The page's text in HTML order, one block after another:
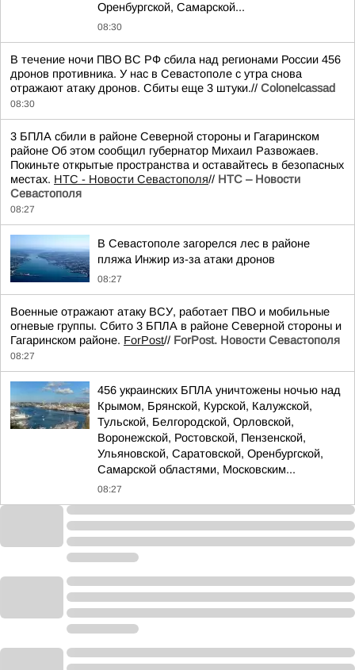
Оренбургской, Самарской...
08:30
В течение ночи ПВО ВС РФ сбила над регионами России 456
дронов противника. У нас в Севастополе с утра снова
отражают атаку дронов. Сбиты еще 3 штуки.// Colonelcassad
08:30
3 БПЛА сбили в районе Северной стороны и Гагаринском
районе Об этом сообщил губернатор Михаил Развожаев.
Покиньте открытые пространства и оставайтесь в безопасных
местах. НТС - Новости Севастополя// НТС – Новости
Севастополя
08:27
В Севастополе загорелся лес в районе
пляжа Инжир из-за атаки дронов
08:27
Военные отражают атаку ВСУ, работает ПВО и мобильные
огневые группы. Сбито 3 БПЛА в районе Северной стороны и
Гагаринском районе. ForPost// ForPost. Новости Севастополя
08:27
456 украинских БПЛА уничтожены ночью над
Крымом, Брянской, Курской, Калужской,
Тульской, Белгородской, Орловской,
Воронежской, Ростовской, Пензенской,
Ульяновской, Саратовской, Оренбургской,
Самарской областями, Московским...
08:27